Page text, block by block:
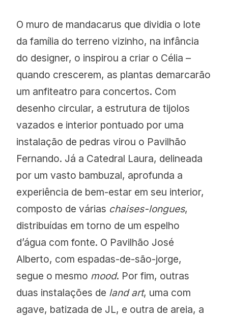
O muro de mandacarus que dividia o lote
da família do terreno vizinho, na infância
do designer, o inspirou a criar o Célia –
quando crescerem, as plantas demarcarão
um anfiteatro para concertos. Com
desenho circular, a estrutura de tijolos
vazados e interior pontuado por uma
instalação de pedras virou o Pavilhão
Fernando. Já a Catedral Laura, delineada
por um vasto bambuzal, aprofunda a
experiência de bem-estar em seu interior,
composto de várias chaises-longues,
distribuídas em torno de um espelho
d’água com fonte. O Pavilhão José
Alberto, com espadas-de-são-jorge,
segue o mesmo mood. Por fim, outras
duas instalações de land art, uma com
agave, batizada de JL, e outra de areia, a